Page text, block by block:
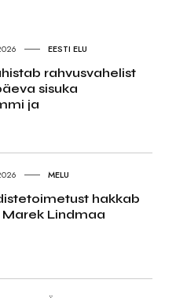
EESTI ELU
rahvusvahelist
sisuka
ja
MELU
hakkab
Lindmaa